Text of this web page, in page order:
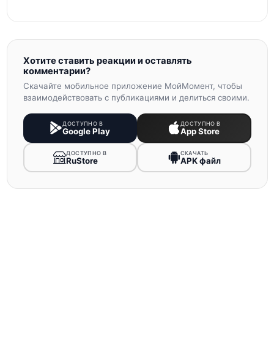
Хотите ставить реакции и оставлять
комментарии?
Скачайте мобильное приложение МойМомент, чтобы
взаимодействовать с публикациями и делиться своими.
ДОСТУПНО В
Google Play
ДОСТУПНО В
App Store
ДОСТУПНО В
RuStore
СКАЧАТЬ
APK файл